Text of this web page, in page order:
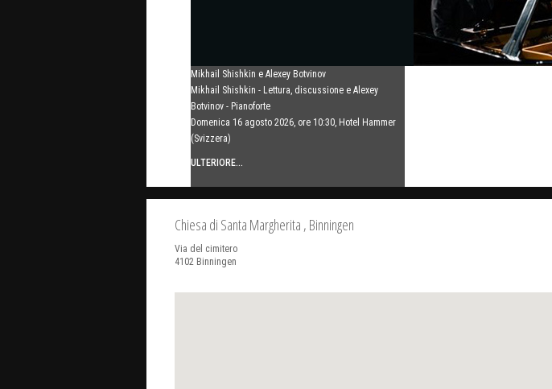
Mikhail Shishkin e Alexey Botvinov
Mikhail Shishkin - Lettura, discussione e Alexey
Botvinov - Pianoforte
Domenica 16 agosto 2026, ore 10:30, Hotel Hammer
(Svizzera)
ULTERIORE...
Chiesa di Santa Margherita , Binningen
Via del cimitero
4102 Binningen